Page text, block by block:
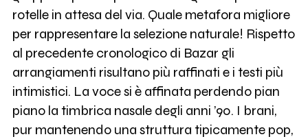
rotelle in attesa del via. Quale metafora migliore
per rappresentare la selezione naturale! Rispetto
al precedente cronologico di Bazar gli
arrangiamenti risultano più raffinati e i testi più
intimistici. La voce si è affinata perdendo pian
piano la timbrica nasale degli anni ’90. I brani,
pur mantenendo una struttura tipicamente pop,